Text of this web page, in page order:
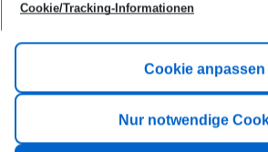
Link A
Cookie/Tracking-Informationen
Cookie anpassen
Nur notwendige